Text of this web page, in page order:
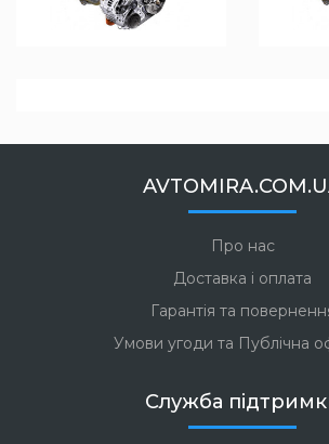
Про нас
Доставка і оплата
Гарантія та
Умови угоди та Публічна
Служба